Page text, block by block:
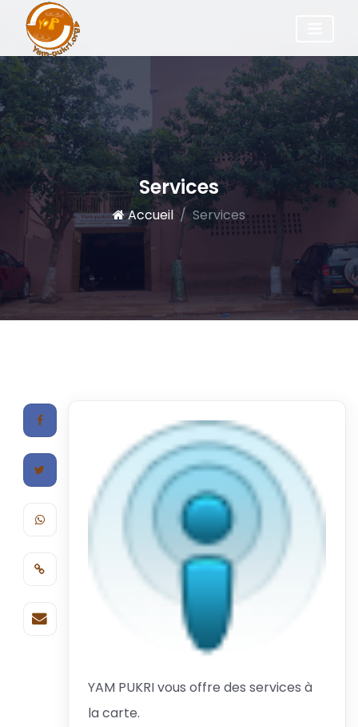
Services
Accueil Services
YAM PUKRI vous offre des services à
la carte.